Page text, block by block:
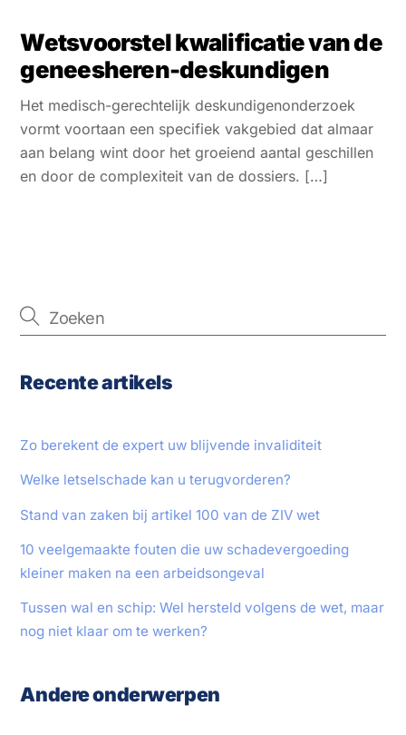
Wetsvoorstel kwalificatie van de
geneesheren-deskundigen
Het medisch-gerechtelijk deskundigenonderzoek
vormt voortaan een specifiek vakgebied dat almaar
aan belang wint door het groeiend aantal geschillen
en door de complexiteit van de dossiers. […]
Recente artikels
Zo berekent de expert uw blijvende invaliditeit
Welke letselschade kan u terugvorderen?
Stand van zaken bij artikel 100 van de ZIV wet
10 veelgemaakte fouten die uw schadevergoeding
kleiner maken na een arbeidsongeval
Tussen wal en schip: Wel hersteld volgens de wet, maar
nog niet klaar om te werken?
Andere onderwerpen